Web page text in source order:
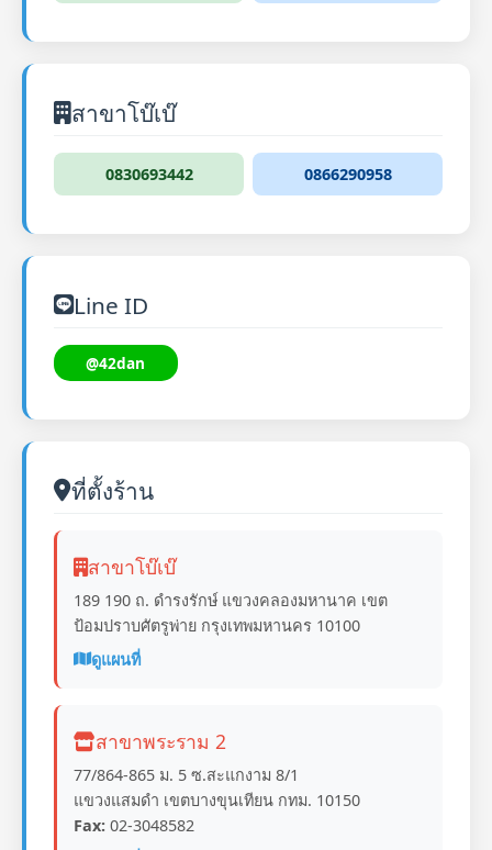
สาขาโบ๊เบ๊
0830693442 0866290958
Line ID
@42dan
ที่ตั้งร้าน
สาขาโบ๊เบ๊
189 190 ถ. ดำรงรักษ์ แขวงคลองมหานาค เขต
ป้อมปราบศัตรูพ่าย กรุงเทพมหานคร 10100
ดูแผนที่
สาขาพระราม 2
77/864-865 ม. 5 ซ.สะแกงาม 8/1
แขวงแสมดำ เขตบางขุนเทียน กทม. 10150
Fax: 02-3048582